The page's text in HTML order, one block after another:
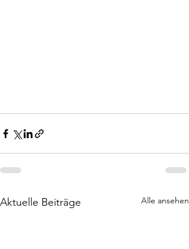
Aktuelle Beiträge Alle ansehen